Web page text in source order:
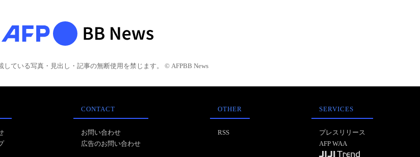
している写真・見出し・記事の無断使用を禁じます。 © AFPBB News
CONTACT
お問い合わせ
広告のお問い合わせ
OTHER
RSS
SERVICES
プレスリリース
AFP WAA